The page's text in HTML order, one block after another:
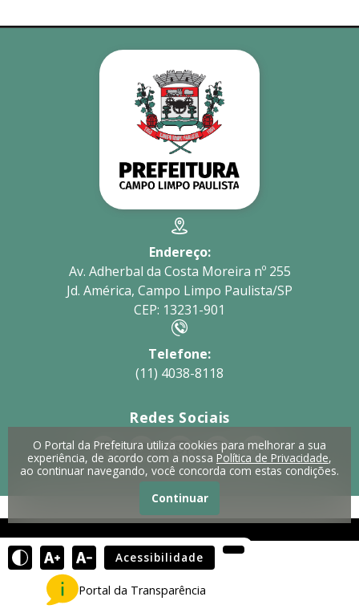
Acessibilidade
Portal da Transparência
Endereço:
Av. Adherbal da Costa Moreira nº 255
Jd. América, Campo Limpo Paulista/SP
CEP: 13231-901
Telefone:
(11) 4038-8118
Redes Sociais
O Portal da Prefeitura utiliza cookies para melhorar a sua
experiência, de acordo com a nossa Política de Privacidade,
ao continuar navegando, você concorda com estas condições.
Continuar